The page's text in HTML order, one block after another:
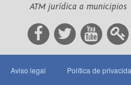
ATM jurídica a municipios
Aviso legal Política de